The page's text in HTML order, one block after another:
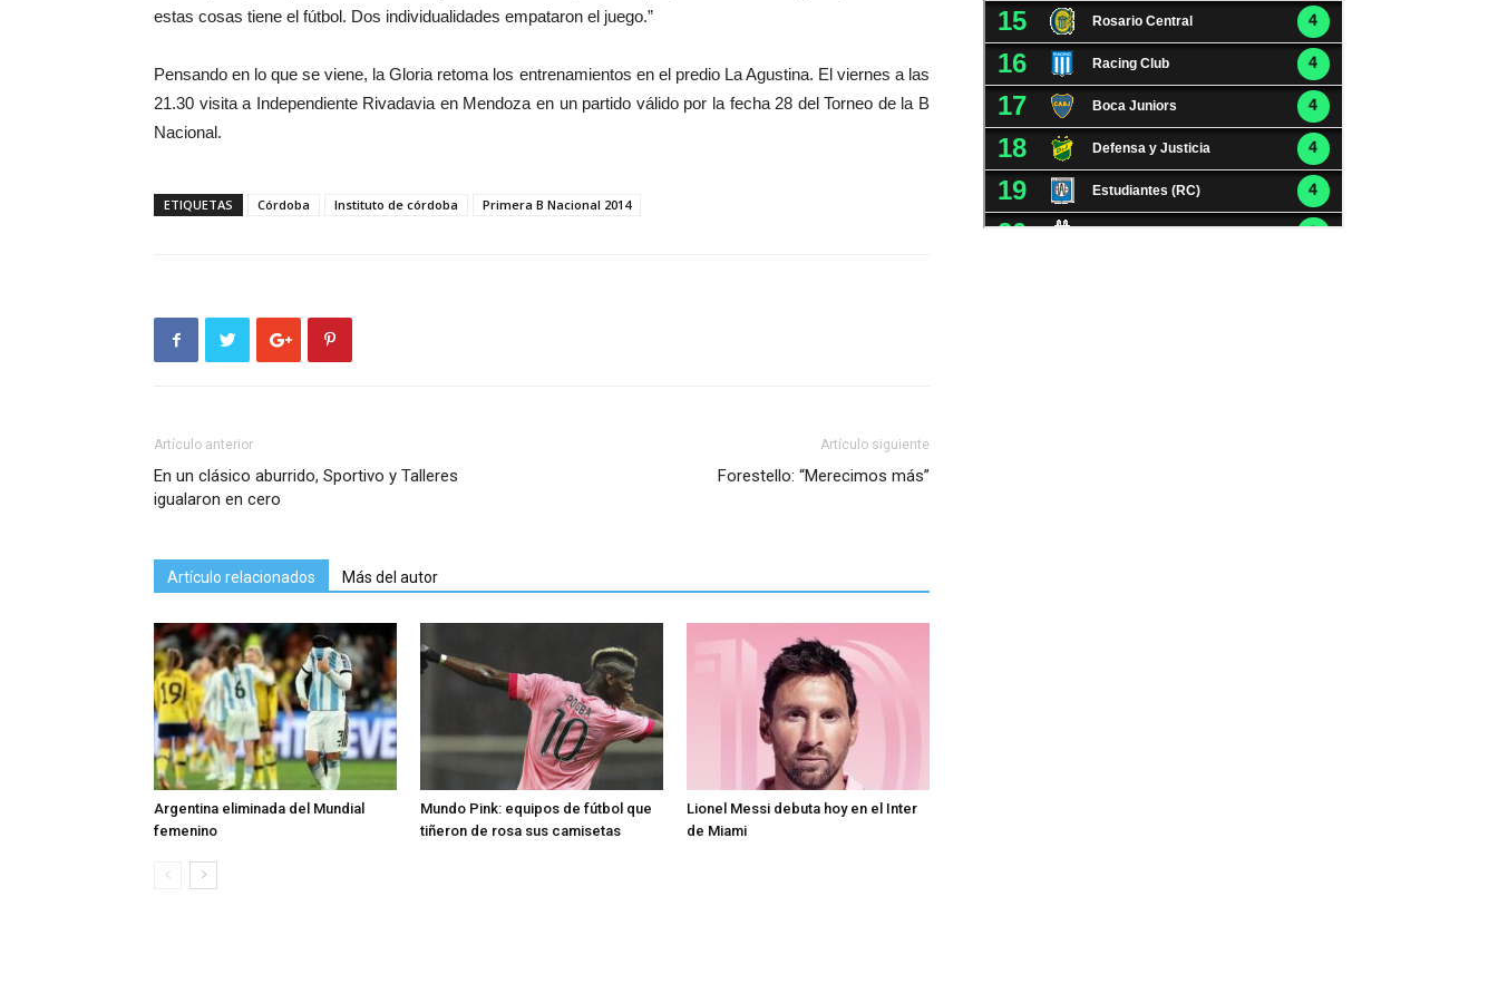
estas cosas tiene el fútbol. Dos individualidades empataron el juego.”
Pensando en lo que se viene, la Gloria retoma los entrenamientos en el predio La Agustina. El viernes a las
21.30 visita a Independiente Rivadavia en Mendoza en un partido válido por la fecha 28 del Torneo de la B
Nacional.
ETIQUETAS Córdoba Instituto de córdoba Primera B Nacional 2014
Artículo anterior
En un clásico aburrido, Sportivo y Talleres
igualaron en cero
Artículo siguiente
Forestello: “Merecimos más”
Artículo relacionados Más del autor
Argentina eliminada del Mundial
femenino
Mundo Pink: equipos de fútbol que
tiñeron de rosa sus camisetas
Lionel Messi debuta hoy en el Inter
de Miami